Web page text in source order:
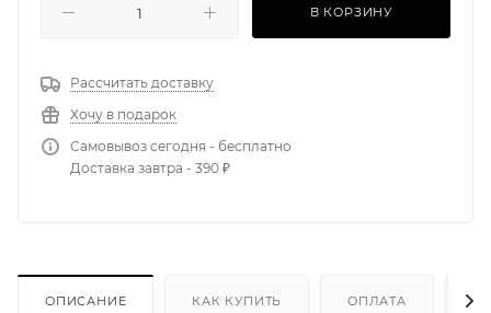
В КОРЗИНУ
Рассчитать доставку
Хочу в подарок
Самовывоз сегодня - бесплатно
Доставка завтра - 390 ₽
ОПИСАНИЕ КАК КУПИТЬ ОПЛАТА